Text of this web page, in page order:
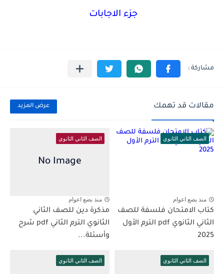
جزء الاجابات
مقالات قد تهمك عرض المزيد
الصف الثاني الثانوي
منذ بضع اعوام
كتاب الامتحان فلسفة للصف
الثاني الثانوي pdf الترم الأول
2025
الصف الثاني الثانوي
منذ بضع اعوام
مذكرة دين للصف الثاني
الثانوي الترم الثاني pdf شرح
وأسئلة...
الصف الثاني الثانوي الصف الثاني الثانوي